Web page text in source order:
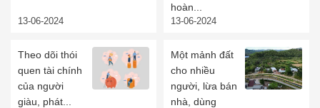
13-06-2024
hoàn...
13-06-2024
Theo dõi thói
quen tài chính
của người
giàu, phát...
Một mảnh đất
cho nhiều
người, lừa bán
nhà, dùng